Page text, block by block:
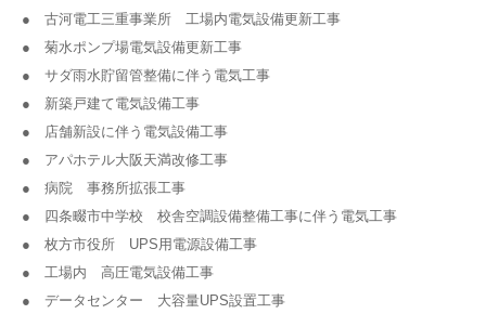
● 古河電工三重事業所 工場内電気設備更新工事
● 菊水ポンプ場電気設備更新工事
● サダ雨水貯留管整備に伴う電気工事
● 新築戸建て電気設備工事
● 店舗新設に伴う電気設備工事
● アパホテル大阪天満改修工事
● 病院 事務所拡張工事
● 四条畷市中学校 校舎空調設備整備工事に伴う電気工事
● 枚方市役所 UPS用電源設備工事
● 工場内 高圧電気設備工事
● データセンター 大容量UPS設置工事